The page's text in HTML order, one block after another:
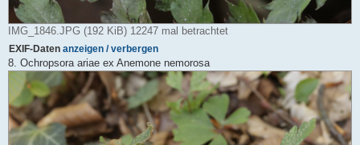
IMG_1846.JPG (192 KiB) 12247 mal betrachtet
EXIF-Daten anzeigen / verbergen
8. Ochropsora ariae ex Anemone nemorosa